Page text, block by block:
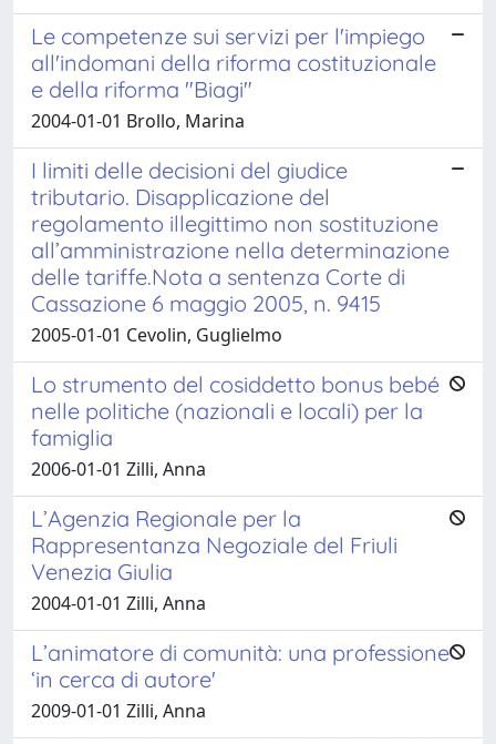
Le competenze sui servizi per l'impiego
all'indomani della riforma costituzionale
e della riforma "Biagi"
2004-01-01 Brollo, Marina
I limiti delle decisioni del giudice
tributario. Disapplicazione del
regolamento illegittimo non sostituzione
all’amministrazione nella determinazione
delle tariffe.Nota a sentenza Corte di
Cassazione 6 maggio 2005, n. 9415
2005-01-01 Cevolin, Guglielmo
Lo strumento del cosiddetto bonus bebé
nelle politiche (nazionali e locali) per la
famiglia
2006-01-01 Zilli, Anna
L’Agenzia Regionale per la
Rappresentanza Negoziale del Friuli
Venezia Giulia
2004-01-01 Zilli, Anna
L’animatore di comunità: una professione
‘in cerca di autore'
2009-01-01 Zilli, Anna